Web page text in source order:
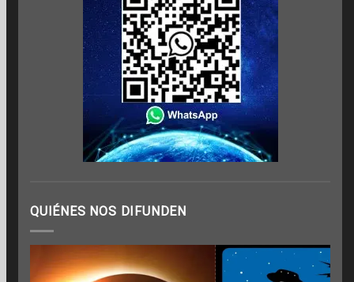
QUIÉNES NOS DIFUNDEN